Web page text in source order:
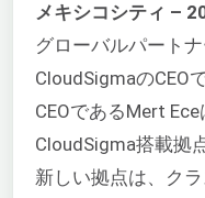
メキシコシティ –
グローバルパート
CloudSigmaのCEO
CEOであるMert
CloudSigma搭載拠
新しい拠点は、ク